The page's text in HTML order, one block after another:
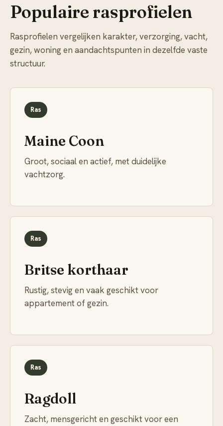
Populaire rasprofielen
Rasprofielen vergelijken karakter, verzorging, vacht,
gezin, woning en aandachtspunten in dezelfde vaste
structuur.
Ras
Maine Coon
Groot, sociaal en actief, met duidelijke
vachtzorg.
Ras
Britse korthaar
Rustig, stevig en vaak geschikt voor
appartement of gezin.
Ras
Ragdoll
Zacht, mensgericht en geschikt voor een